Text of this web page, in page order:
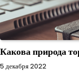
Какова природа
5 декабря 2022